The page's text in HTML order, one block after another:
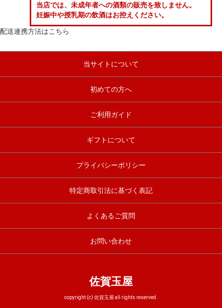
当店では、未成年者への酒類の販売を致しません。
妊娠中や授乳期の飲酒はお控えください。
配送連携方法はこちら
当サイトについて
初めての方へ
ご利用ガイド
ギフトについて
プライバシーポリシー
特定商取引法に基づく表記
よくあるご質問
お問い合わせ
佐賀玉屋
copyright (c) 佐賀玉屋 all rights reserved.